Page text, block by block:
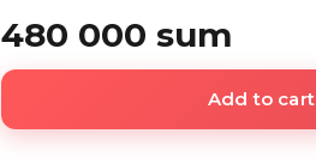
480 000 sum
Add to cart